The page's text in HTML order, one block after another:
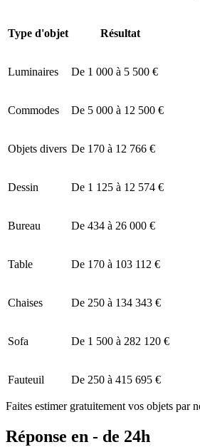
Type d'objet Résultat
Luminaires De 1 000 à 5 500 €
Commodes De 5 000 à 12 500 €
Objets divers De 170 à 12 766 €
Dessin De 1 125 à 12 574 €
Bureau De 434 à 26 000 €
Table De 170 à 103 112 €
Chaises De 250 à 134 343 €
Sofa De 1 500 à 282 120 €
Fauteuil De 250 à 415 695 €
Faites estimer gratuitement vos objets par
Réponse en - de 24h